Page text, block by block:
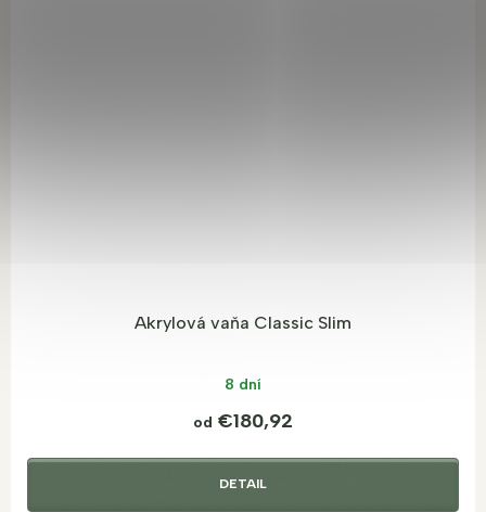
Akrylová vaňa Classic Slim
8 dní
od €180,92
DETAIL